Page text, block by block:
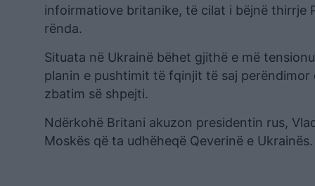
infoirmatiove britanike, të cilat i bëjnë thirrje
rënda.
Situata në Ukrainë bëhet gjithë e më
planin e pushtimit të fqinjit të saj
zbatim së shpejti.
Ndërkohë Britani akuzon presidentin rus,
Moskës që ta udhëheqë Qeverinë e Ukrainës.